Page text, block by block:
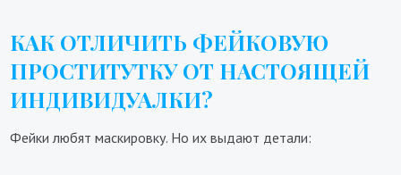
КАК ОТЛИЧИТЬ ФЕЙКОВУЮ
ПРОСТИТУТКУ ОТ НАСТОЯЩЕЙ
ИНДИВИДУАЛКИ?
Фейки любят маскировку. Но их выдают детали: